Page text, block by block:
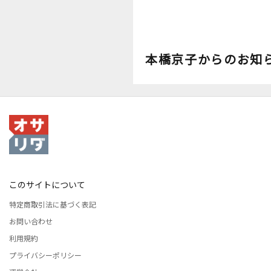
書で得た知識やヒントを、ど
に日常生活に落とし込み、実
あなたの心が軽くなり、本
本橋京子からのお知
このサイトについて
特定商取引法に基づく表記
お問い合わせ
利用規約
プライバシーポリシー